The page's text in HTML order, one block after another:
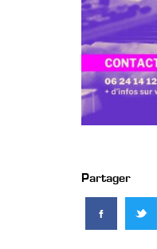
Partager